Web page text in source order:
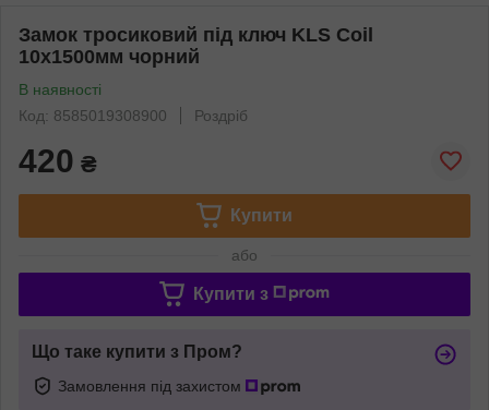
Замок тросиковий під ключ KLS Coil
10х1500мм чорний
В наявності
Код: 8585019308900
Роздріб
420 ₴
Купити
або
Купити з
Що таке купити з Пром?
Замовлення під захистом